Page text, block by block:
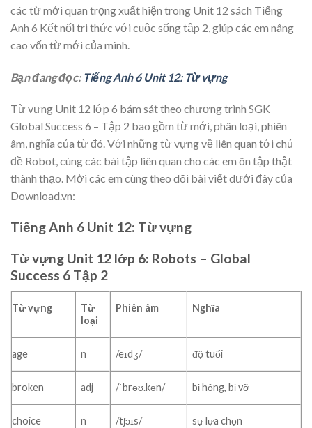
các từ mới quan trọng xuất hiện trong Unit 12 sách Tiếng
Anh 6 Kết nối tri thức với cuộc sống tập 2, giúp các em nâng
cao vốn từ mới của mình.
Bạn đang đọc: Tiếng Anh 6 Unit 12: Từ vựng
Từ vựng Unit 12 lớp 6 bám sát theo chương trình SGK
Global Success 6 – Tập 2 bao gồm từ mới, phân loại, phiên
âm, nghĩa của từ đó. Với những từ vựng về liên quan tới chủ
đề Robot, cùng các bài tập liên quan cho các em ôn tập thật
thành thạo. Mời các em cùng theo dõi bài viết dưới đây của
Download.vn:
Tiếng Anh 6 Unit 12: Từ vựng
Từ vựng Unit 12 lớp 6: Robots – Global
Success 6 Tập 2
Từ vựng
Từ
loại
Phiên âm Nghĩa
age n /eɪdʒ/ độ tuổi
broken adj /ˈbrəʊ.kən/ bị hỏng, bị vỡ
choice n /tʃɔɪs/ sự lựa chọn